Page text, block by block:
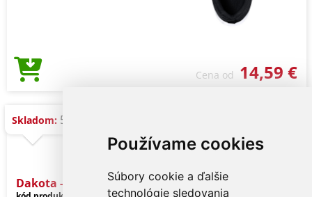
Používame cookies
Súbory cookie a ďalšie
technológie sledovania
Cena od 14,59 €
Skladom: 50 ks
Dakota - Tréneri